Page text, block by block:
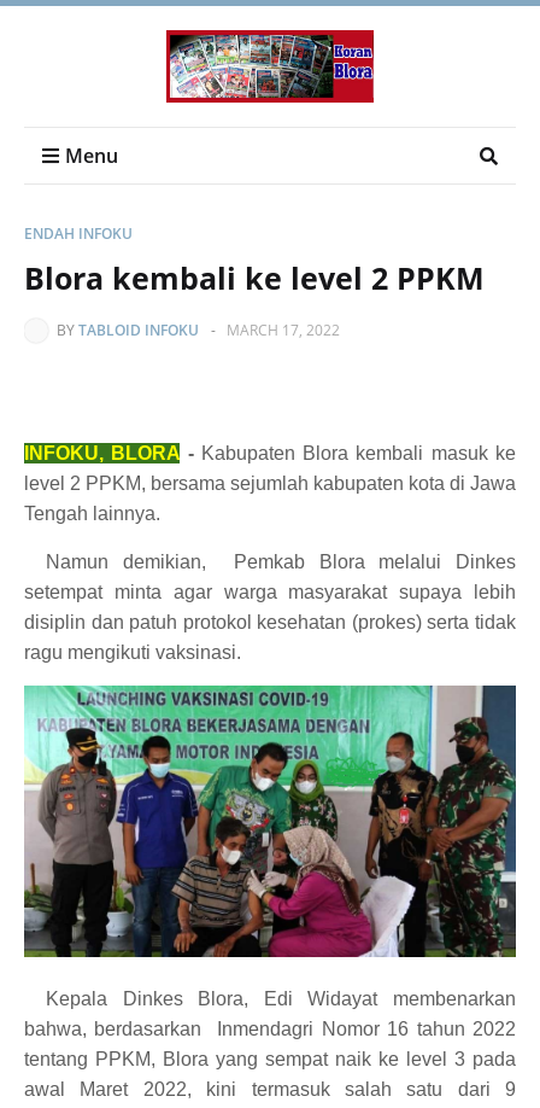
Menu
ENDAH INFOKU
Blora kembali ke level 2 PPKM
BYTABLOID INFOKU - MARCH 17, 2022
INFOKU, BLORA -Kabupaten Blora kembali masuk ke
level 2 PPKM, bersama sejumlah kabupaten kota di Jawa
Tengah lainnya.
Namun demikian,
Pemkab Blora melalui Dinkes
setempat minta agar warga masyarakat supaya lebih
disiplin dan patuh protokol kesehatan (prokes) serta tidak
ragu mengikuti vaksinasi.
Kepala Dinkes Blora, Edi Widayat membenarkan
bahwa, berdasarkan
Inmendagri Nomor 16 tahun 2022
tentang PPKM, Blora yang sempat naik ke level 3 pada
awal Maret 2022, kini termasuk salah satu dari 9